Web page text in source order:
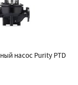
насос Purity PTD